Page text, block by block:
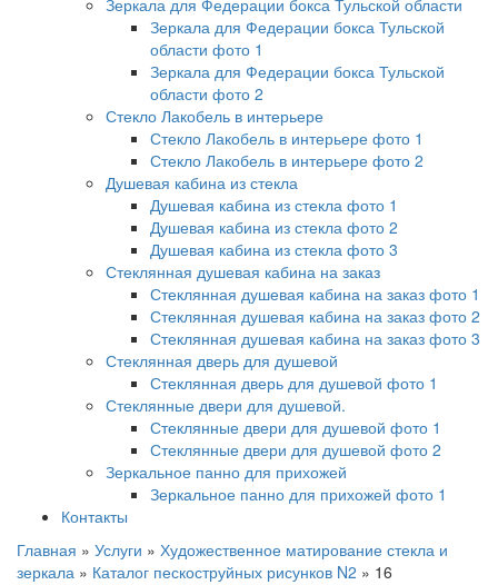
Зеркала для Федерации бокса Тульской области
Зеркала для Федерации бокса Тульской
области фото 1
Зеркала для Федерации бокса Тульской
области фото 2
Стекло Лакобель в интерьере
Стекло Лакобель в интерьере фото 1
Стекло Лакобель в интерьере фото 2
Душевая кабина из стекла
Душевая кабина из стекла фото 1
Душевая кабина из стекла фото 2
Душевая кабина из стекла фото 3
Стеклянная душевая кабина на заказ
Стеклянная душевая кабина на заказ фото 1
Стеклянная душевая кабина на заказ фото 2
Стеклянная душевая кабина на заказ фото 3
Стеклянная дверь для душевой
Стеклянная дверь для душевой фото 1
Стеклянные двери для душевой.
Стеклянные двери для душевой фото 1
Стеклянные двери для душевой фото 2
Зеркальное панно для прихожей
Зеркальное панно для прихожей фото 1
Контакты
Главная » Услуги » Художественное матирование стекла и
зеркала » Каталог пескоструйных рисунков N2 » 16